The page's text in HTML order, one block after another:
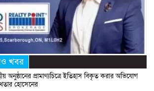
খবর
অনুষ্ঠানের প্রামাণ্যচিত্রে ইতিহাস বিকৃত করার অভিযোগ
হোসেনের